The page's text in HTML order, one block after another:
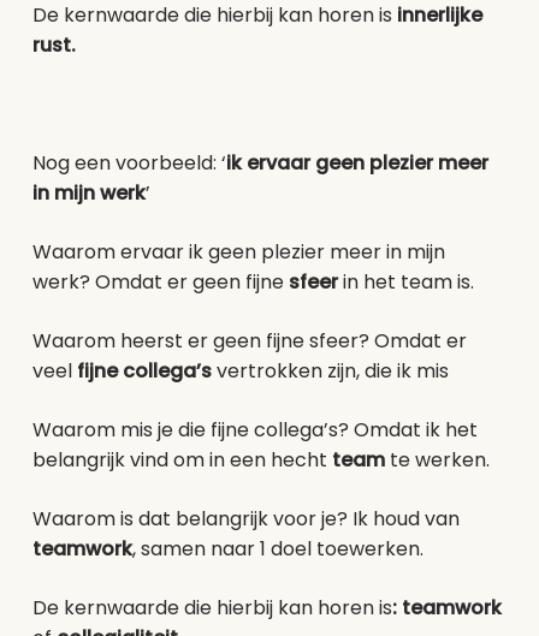
De kernwaarde die hierbij kan horen is innerlijke
rust.
Nog een voorbeeld: ‘ik ervaar geen plezier meer
in mijn werk’
Waarom ervaar ik geen plezier meer in mijn
werk? Omdat er geen fijne sfeerin het team is.
Waarom heerst er geen fijne sfeer? Omdat er
veel fijne collega’svertrokken zijn, die ik mis
Waarom mis je die fijne collega’s? Omdat ik het
belangrijk vind om in een hecht team te werken.
Waarom is dat belangrijk voor je? Ik houd van
teamwork, samen naar 1 doel toewerken.
De kernwaarde die hierbij kan horen is: teamwork